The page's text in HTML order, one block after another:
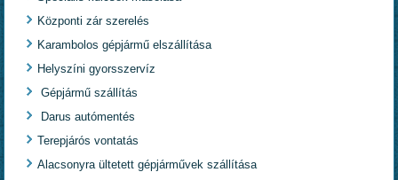
Központi zár szerelés
Karambolos gépjármű elszállítása
Helyszíni gyorsszervíz
Gépjármű szállítás
Darus autómentés
Terepjárós vontatás
Alacsonyra ültetett gépjárművek szállítása